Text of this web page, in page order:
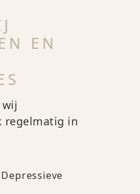
EN
wij
regelmatig in